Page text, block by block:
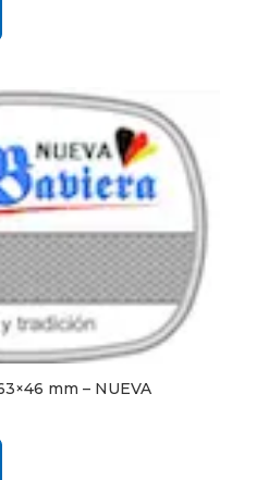
mm – NUEVA